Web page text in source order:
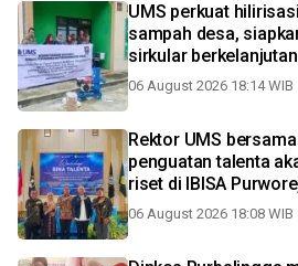
UMS perkuat
sampah desa,
sirkular berkelanjutan
06 August 2026 18:14 WIB
Rektor UMS
penguatan talenta
riset di IBISA
06 August 2026 18:08 WIB